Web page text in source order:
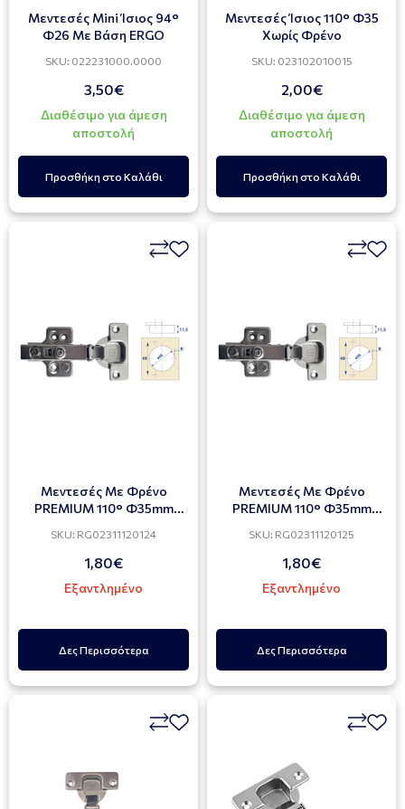
Μεντεσές Mini Ίσιος 94°
Φ26 Με Βάση ERGO
SKU: 022231000.0000
3,50€
Διαθέσιμο για άμεση
αποστολή
Προσθήκη στο Καλάθι
Μεντεσές Ίσιος 110° Φ35
Xωρίς Φρένο
SKU: 023102010015
2,00€
Διαθέσιμο για άμεση
αποστολή
Προσθήκη στο Καλάθι
Mεντεσές Με Φρένο
PREMIUM 110° Φ35mm
SKU: RG02311120124
1,80€
Εξαντλημένο
Δες Περισσότερα
Mεντεσές Με Φρένο
PREMIUM 110° Φ35mm
(2ΤΜΧ)
SKU: RG02311120125
1,80€
Εξαντλημένο
Δες Περισσότερα